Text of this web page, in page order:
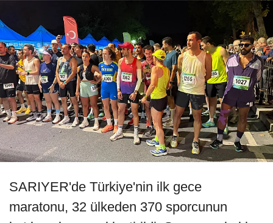
SARIYER'de Türkiye'nin ilk gece
maratonu, 32 ülkeden 370 sporcunun